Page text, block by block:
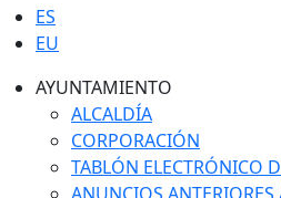
ES
EU
AYUNTAMIENTO
ALCALDÍA
CORPORACIÓN
TABLÓN ELECTRÓNICO